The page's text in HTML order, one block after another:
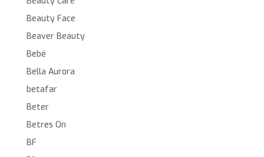
Beauty Face
Beaver Beauty
Bebé
Bella Aurora
betafar
Beter
Betres On
BF